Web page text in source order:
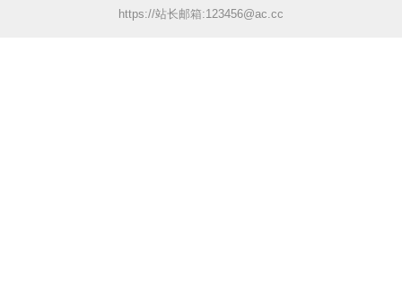
https://站长邮箱:123456@ac.cc